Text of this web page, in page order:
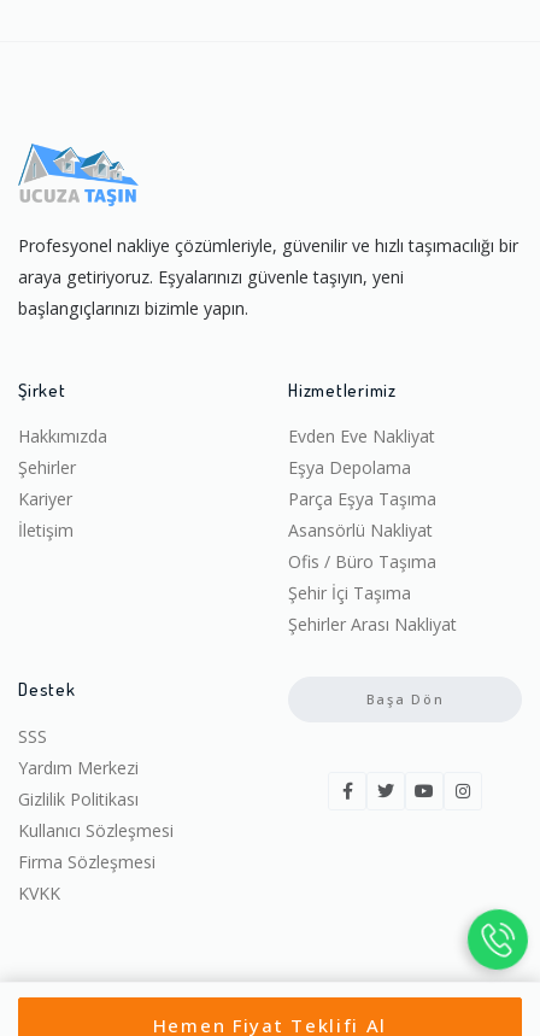
Hemen Fiyat Teklifi Al
Profesyonel nakliye çözümleriyle, güvenilir ve hızlı taşımacılığı bir
araya getiriyoruz. Eşyalarınızı güvenle taşıyın, yeni
başlangıçlarınızı bizimle yapın.
Şirket
Hakkımızda
Şehirler
Kariyer
İletişim
Hizmetlerimiz
Evden Eve Nakliyat
Eşya Depolama
Parça Eşya Taşıma
Asansörlü Nakliyat
Ofis / Büro Taşıma
Şehir İçi Taşıma
Şehirler Arası Nakliyat
Destek
SSS
Yardım Merkezi
Gizlilik Politikası
Kullanıcı Sözleşmesi
Firma Sözleşmesi
KVKK
Başa Dön
© 2022-2026 Ucuza Taşın. | Tüm hakları saklıdır.